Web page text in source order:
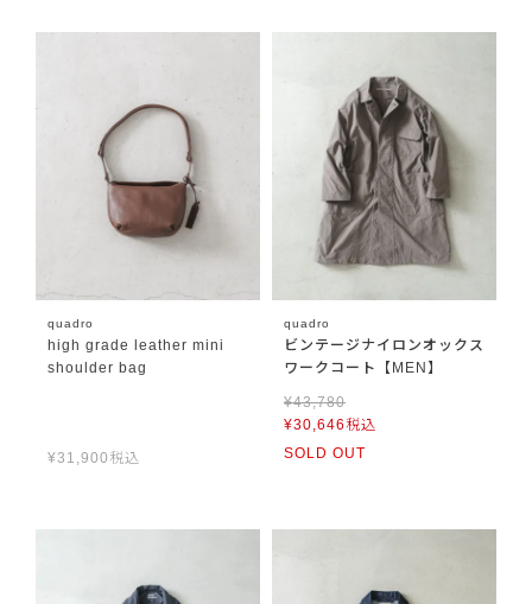
quadro
high grade leather mini
shoulder bag
¥31,900 税込
quadro
ビンテージナイロンオックス
ワークコート【MEN】
¥43,780
¥30,646税込
SOLD OUT